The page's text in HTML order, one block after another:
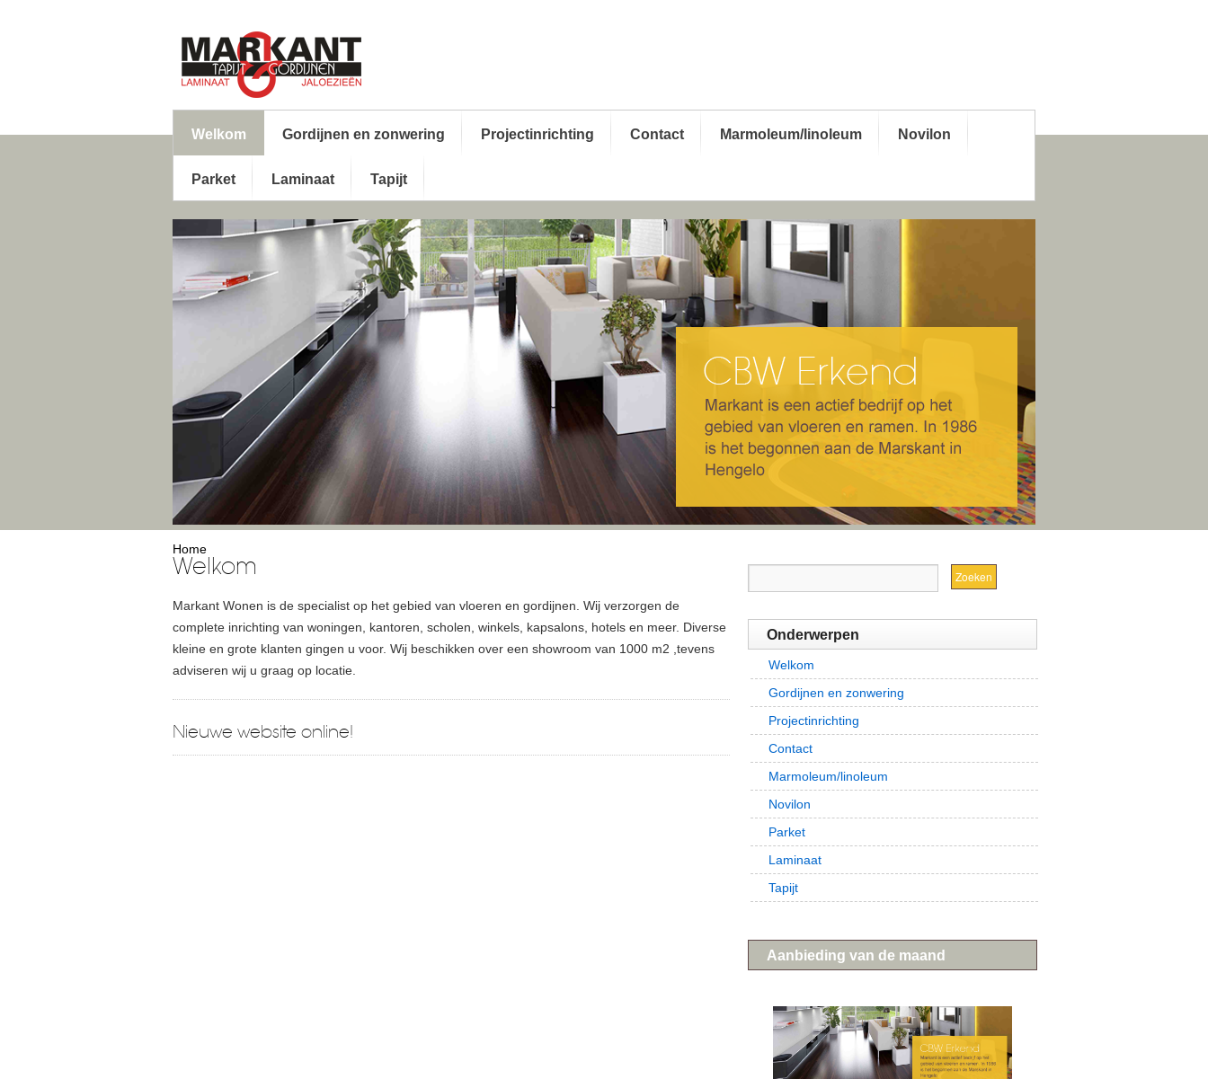
Welkom Gordijnen en zonwering Projectinrichting Contact Marmoleum/linoleum Novilon
Parket Laminaat Tapijt
Home
Welkom
Markant Wonen is de specialist op het gebied van vloeren en gordijnen. Wij verzorgen de
complete inrichting van woningen, kantoren, scholen, winkels, kapsalons, hotels en meer. Diverse
kleine en grote klanten gingen u voor. Wij beschikken over een showroom van 1000 m2 ,tevens
adviseren wij u graag op locatie.
Nieuwe website online!
Onderwerpen
Welkom
Gordijnen en zonwering
Projectinrichting
Contact
Marmoleum/linoleum
Novilon
Parket
Laminaat
Tapijt
Aanbieding van de maand